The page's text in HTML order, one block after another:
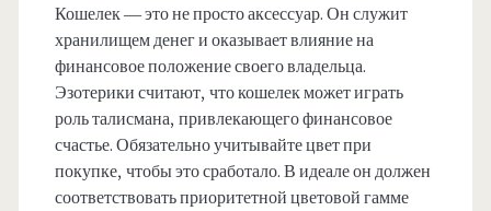
Кошелек — это не просто аксессуар. Он служит
хранилищем денег и оказывает влияние на
финансовое положение своего владельца.
Эзотерики считают, что кошелек может играть
роль талисмана, привлекающего финансовое
счастье. Обязательно учитывайте цвет при
покупке, чтобы это сработало. В идеале он должен
соответствовать приоритетной цветовой гамме